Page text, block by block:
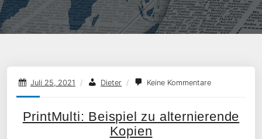
Juli 25, 2021 / Dieter / Keine Kommentare
PrintMulti: Beispiel zu alternierende
Kopien